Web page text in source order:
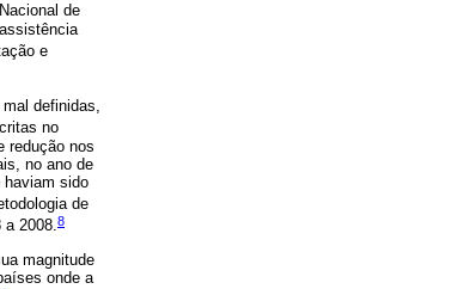
de
e
definidas,
no
redução nos
no ano de
haviam sido
de
a 2008.8
magnitude
onde a